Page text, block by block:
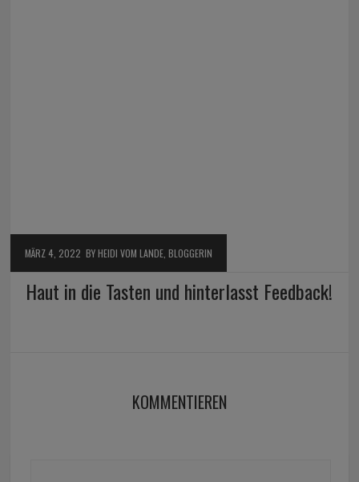
MÄRZ 4, 2022 BY HEIDI VOM LANDE, BLOGGERIN
Haut in die Tasten und hinterlasst Feedback!
KOMMENTIEREN